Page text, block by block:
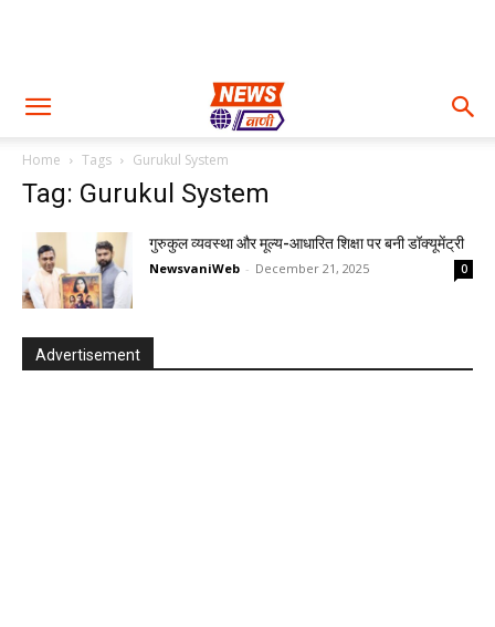
Home Tags Gurukul System
Tag: Gurukul System
गुरुकुल व्यवस्था और मूल्य-आधारित शिक्षा पर बनी डॉक्यूमेंट्री
NewsvaniWeb - December 21, 2025 0
Advertisement